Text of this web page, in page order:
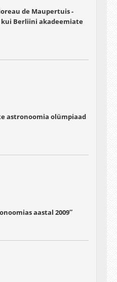
de Maupertuis -
Berliini akadeemiate
astronoomia olümpiaad
aastal 2009″